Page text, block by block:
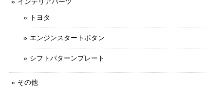
トヨタ
エンジンスタートボタン
シフトパターンプレート
その他